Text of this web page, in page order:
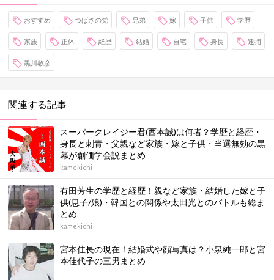
おすすめ つばさの党 兄弟 嫁 子供 学歴
家族 正体 経歴 結婚 自宅 身長 逮捕
黒川敦彦
関連する記事
スーパークレイジー君(西本誠)は何者？学歴と経歴・
身長と刺青・父親など家族・嫁と子供・当選無効の黒
幕が創価学会説まとめ
kamekichi
有田芳生の学歴と経歴！親など家族・結婚した嫁と子
供(息子/娘)・韓国との関係や太田光とのバトルも総ま
とめ
kamekichi
宮本佳長の現在！結婚式や顔写真は？小泉純一郎と宮
本佳代子の三男まとめ